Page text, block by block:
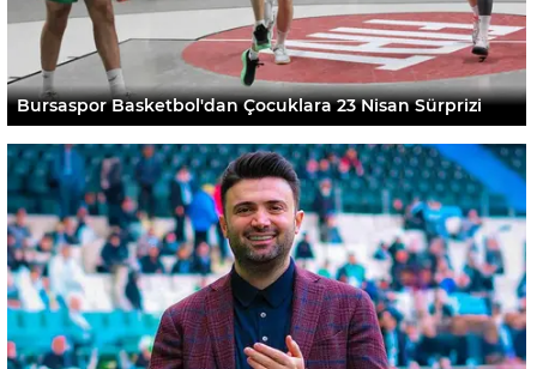
Bursaspor Basketbol'dan Çocuklara 23 Nisan Sürprizi